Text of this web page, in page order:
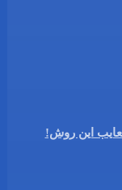
این روش!